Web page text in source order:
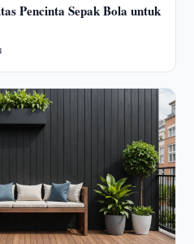
Pencinta Sepak Bola untuk